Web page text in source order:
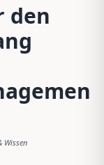
den
Wissen